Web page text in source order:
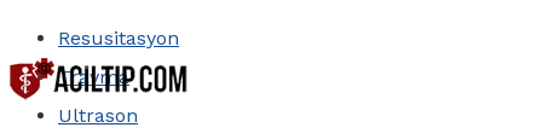
Resusitasyon
Travma
Ultrason